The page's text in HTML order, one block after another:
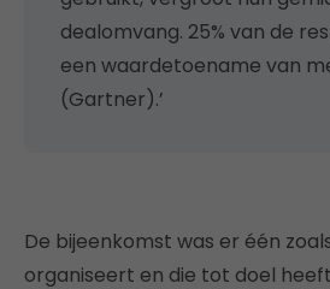
dealomvang. 25% van de
een waardetoename van
(Gartner).’
De bijeenkomst was er één zoals
organiseert en die tot doel